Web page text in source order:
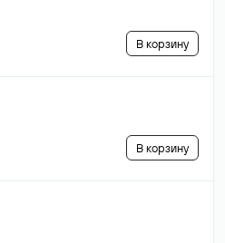
В корзину
В корзину